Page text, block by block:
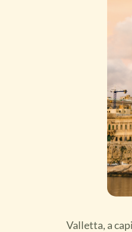
Valletta, a